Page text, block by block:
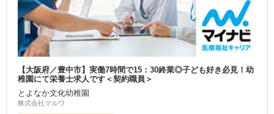
【大阪府／豊中市】実働7時間で15：30終業◎子ども好き必見！幼
稚園にて栄養士求人です＜契約職員＞
とよなか文化幼稚園
株式会社マルワ